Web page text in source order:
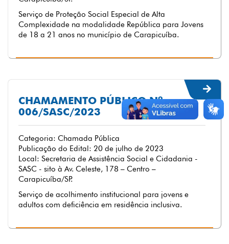
Serviço de Proteção Social Especial de Alta
Complexidade na modalidade República para Jovens
de 18 a 21 anos no município de Carapicuíba.
CHAMAMENTO PÚBLICO Nº
006/SASC/2023
Categoria: Chamada Pública
Publicação do Edital: 20 de julho de 2023
Local: Secretaria de Assistência Social e Cidadania -
SASC - sito à Av. Celeste, 178 – Centro –
Carapicuíba/SP.
Serviço de acolhimento institucional para jovens e
adultos com deficiência em residência inclusiva.